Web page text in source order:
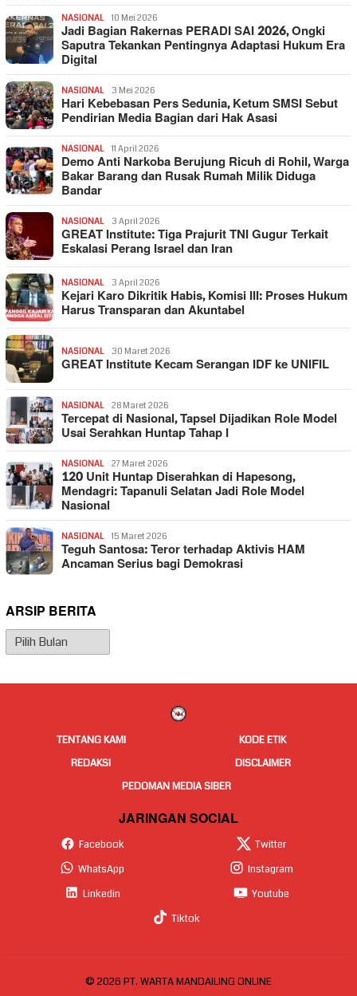
NASIONAL 10 Mei 2026
Jadi Bagian Rakernas PERADI SAI 2026, Ongki
Saputra Tekankan Pentingnya Adaptasi Hukum Era
Digital
NASIONAL 3 Mei 2026
Hari Kebebasan Pers Sedunia, Ketum SMSI Sebut
Pendirian Media Bagian dari Hak Asasi
NASIONAL 11 April 2026
Demo Anti Narkoba Berujung Ricuh di Rohil, Warga
Bakar Barang dan Rusak Rumah Milik Diduga
Bandar
NASIONAL 3 April 2026
GREAT Institute: Tiga Prajurit TNI Gugur Terkait
Eskalasi Perang Israel dan Iran
NASIONAL 3 April 2026
Kejari Karo Dikritik Habis, Komisi III: Proses Hukum
Harus Transparan dan Akuntabel
NASIONAL 30 Maret 2026
GREAT Institute Kecam Serangan IDF ke UNIFIL
NASIONAL 28 Maret 2026
Tercepat di Nasional, Tapsel Dijadikan Role Model
Usai Serahkan Huntap Tahap I
NASIONAL 27 Maret 2026
120 Unit Huntap Diserahkan di Hapesong,
Mendagri: Tapanuli Selatan Jadi Role Model
Nasional
NASIONAL 15 Maret 2026
Teguh Santosa: Teror terhadap Aktivis HAM
Ancaman Serius bagi Demokrasi
ARSIP BERITA
Arsip
Berita
TENTANG KAMI
KODE ETIK
REDAKSI
DISCLAIMER
PEDOMAN MEDIA SIBER
JARINGAN SOCIAL
Facebook
Twitter
WhatsApp
Instagram
Linkedin
Youtube
Tiktok
© 2026 PT. WARTA MANDAILING ONLINE